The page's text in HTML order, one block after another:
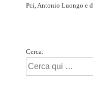
Pci, Antonio Luongo e
Cerca: